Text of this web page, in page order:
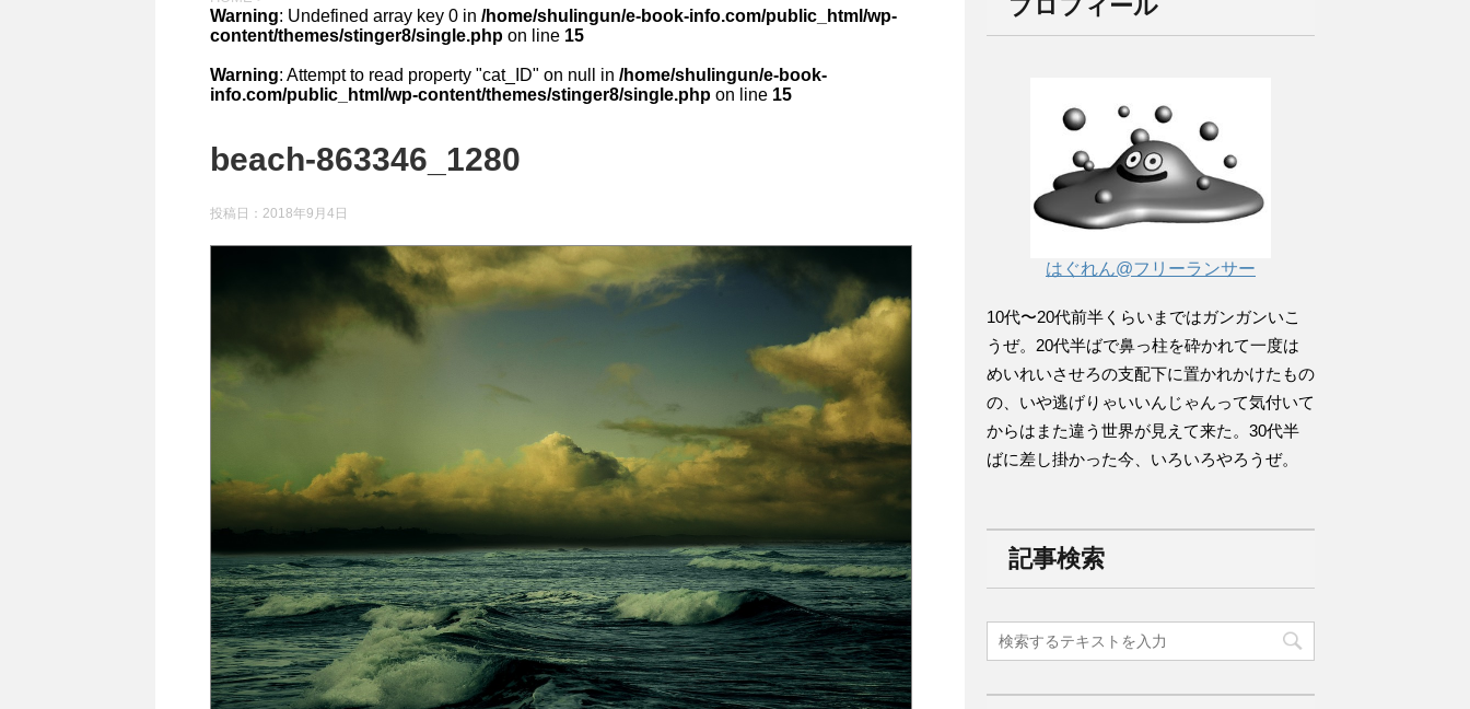
Warning: Undefined array key 0 in /home/shulingun/e-book-info.com/public_html/wp-
content/themes/stinger8/single.php on line 15
Warning: Attempt to read property "cat_ID" on null in /home/shulingun/e-book-
info.com/public_html/wp-content/themes/stinger8/single.php on line 15
beach-863346_1280
投稿日： 2018年9月4日
プロフィール
はぐれん@フリーランサー
10代〜20代前半くらいまではガンガンいこ
うぜ。20代半ばで鼻っ柱を砕かれて一度は
めいれいさせろの支配下に置かれかけたもの
の、いや逃げりゃいいんじゃんって気付いて
からはまた違う世界が見えて来た。30代半
ばに差し掛かった今、いろいろやろうぜ。
記事検索